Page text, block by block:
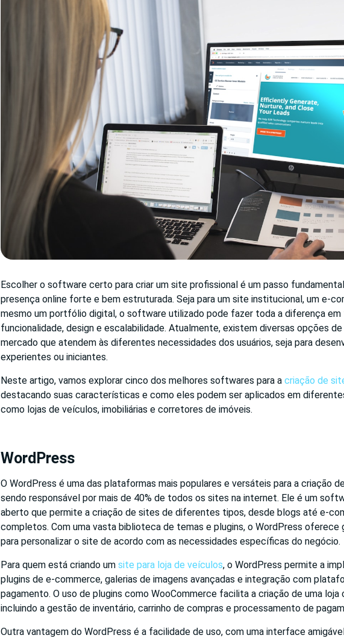
Escolher o software certo para criar um site profissional é um passo
presença online forte e bem estruturada. Seja para um site institucional, um e-
mesmo um portfólio digital, o software utilizado pode fazer toda a diferença
funcionalidade, design e escalabilidade. Atualmente, existem diversas opções
mercado que atendem às diferentes necessidades dos usuários, seja para
experientes ou iniciantes.
Neste artigo, vamos explorar cinco dos melhores softwares para a criação de
destacando suas características e como eles podem ser aplicados em
como lojas de veículos, imobiliárias e corretores de imóveis.
WordPress
O WordPress é uma das plataformas mais populares e versáteis para a criação
sendo responsável por mais de 40% de todos os sites na internet. Ele é um
aberto que permite a criação de sites de diferentes tipos, desde blogs até e-
completos. Com uma vasta biblioteca de temas e plugins, o WordPress oferece
para personalizar o site de acordo com as necessidades específicas do negócio.
Para quem está criando um site para loja de veículos, o WordPress permite a
plugins de e-commerce, galerias de imagens avançadas e integração com
pagamento. O uso de plugins como WooCommerce facilita a criação de uma loja
incluindo a gestão de inventário, carrinho de compras e processamento de
Outra vantagem do WordPress é a facilidade de uso, com uma interface